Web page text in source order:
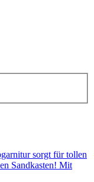
sorgt für tollen
Sandkasten! Mit